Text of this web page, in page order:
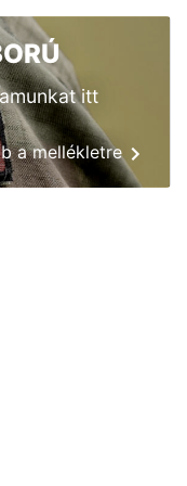
itt
a mellékletre